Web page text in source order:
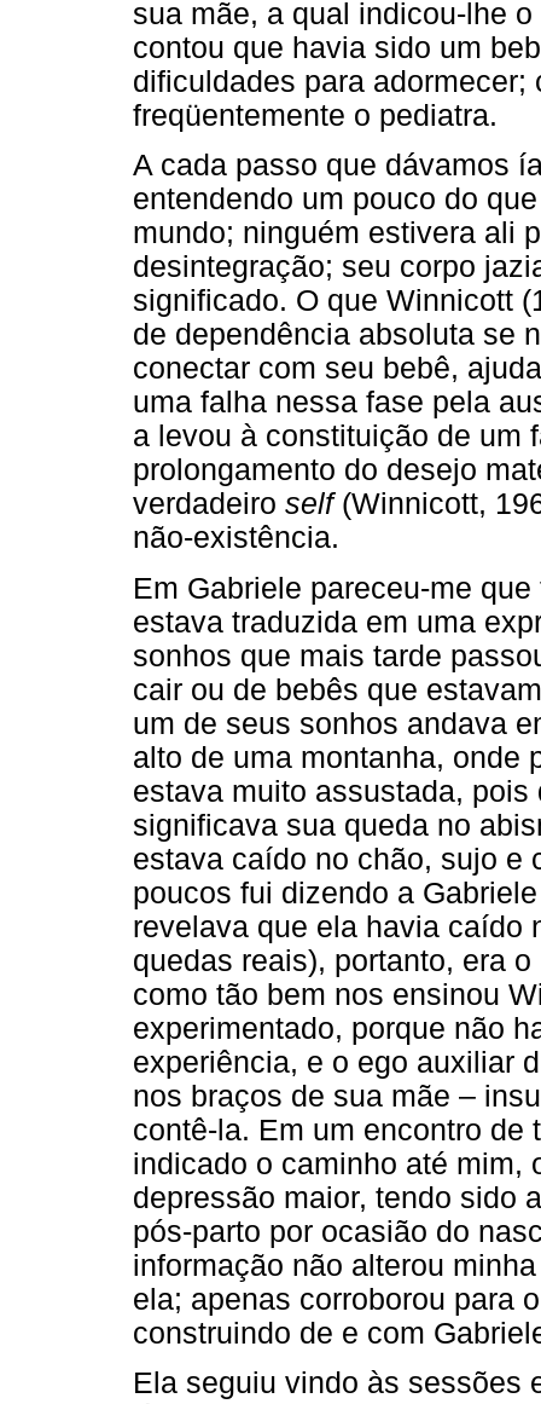
sua mãe, a qual indicou-lhe
contou que havia sido um
dificuldades para
freqüentemente o pediatra.
A cada passo que dávamos
entendendo um pouco do
mundo; ninguém estivera ali
desintegração; seu corpo
significado. O que Winnicott
de dependência absoluta se
conectar com seu bebê,
uma falha nessa fase pela
a levou à constituição de um
prolongamento do desejo
verdadeiro self(Winnicott,
não-existência.
Em Gabriele pareceu-me
estava traduzida em uma
sonhos que mais tarde
cair ou de bebês que
um de seus sonhos andava
alto de uma montanha, onde
estava muito assustada,
significava sua queda no
estava caído no chão, sujo e
poucos fui dizendo a
revelava que ela havia caído
quedas reais), portanto, era
como tão bem nos ensinou
experimentado, porque não
experiência, e o ego auxiliar
nos braços de sua mãe –
contê-la. Em um encontro de
indicado o caminho até mim,
depressão maior, tendo sido
pós-parto por ocasião do
informação não alterou
ela; apenas corroborou para
construindo de e com
Ela seguiu vindo às sessões